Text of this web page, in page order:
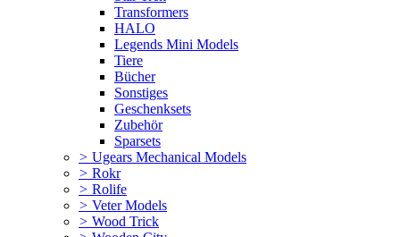
Transformers
HALO
Legends Mini Models
Tiere
Bücher
Sonstiges
Geschenksets
Zubehör
Sparsets
> Ugears Mechanical Models
> Rokr
> Rolife
> Veter Models
> Wood Trick